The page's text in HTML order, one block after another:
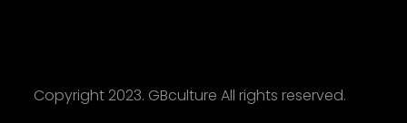
Copyright 2023. GBculture All rights reserved.